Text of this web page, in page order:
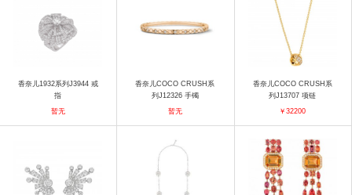
香奈儿1932系列J3944 戒
指
暂无
香奈儿COCO CRUSH系
列J12326 手镯
暂无
香奈儿COCO CRUSH系
列J13707 项链
￥32200